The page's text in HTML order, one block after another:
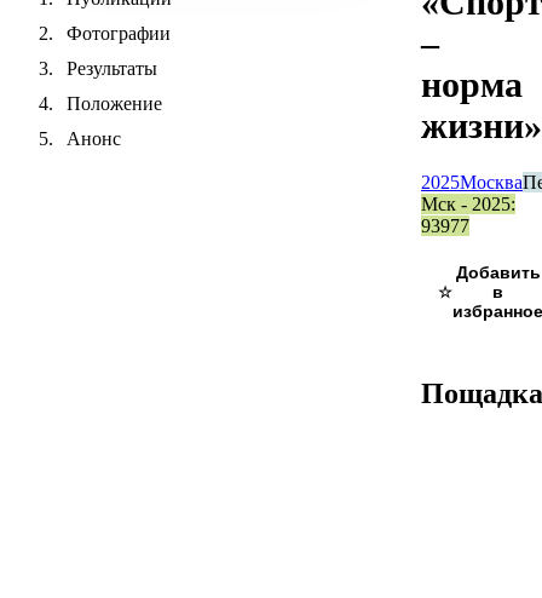
Фотографии
Результаты
Положение
Анонс
–
норма
жизни»
2025Москва
Мск - 2025:
93977
☆
Пощадка